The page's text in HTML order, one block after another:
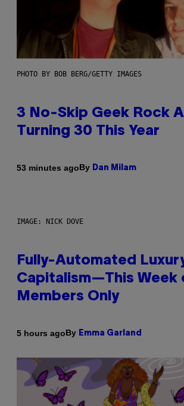
PHOTO BY BOB BERG/GETTY IMAGES
3 No-Skip Geek Rock
Turning 30 This Year
53 minutes agoBy Dan Milam
IMAGE: NICK DOVE
Fully-Automated
Capitalism—This Week
Members Only
5 hours agoBy Emma Garland